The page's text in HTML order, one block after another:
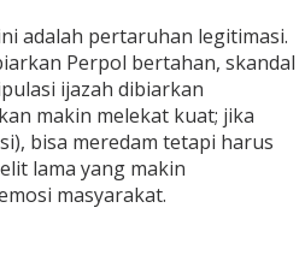
adalah pertaruhan legitimasi.
Perpol bertahan, skandal
ijazah dibiarkan
makin melekat kuat; jika
bisa meredam tetapi harus
lama yang makin
masyarakat.